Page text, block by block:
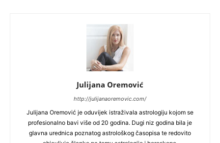
Julijana Oremović
http://julijanaoremovic.com/
Julijana Oremović je oduvijek istraživala astrologiju kojom se
profesionalno bavi više od 20 godina. Dugi niz godina bila je
glavna urednica poznatog astrološkog časopisa te redovito